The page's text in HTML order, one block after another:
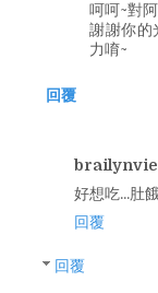
呵呵~對
謝謝你的
力唷~
回覆
好想吃...肚
回覆
回覆